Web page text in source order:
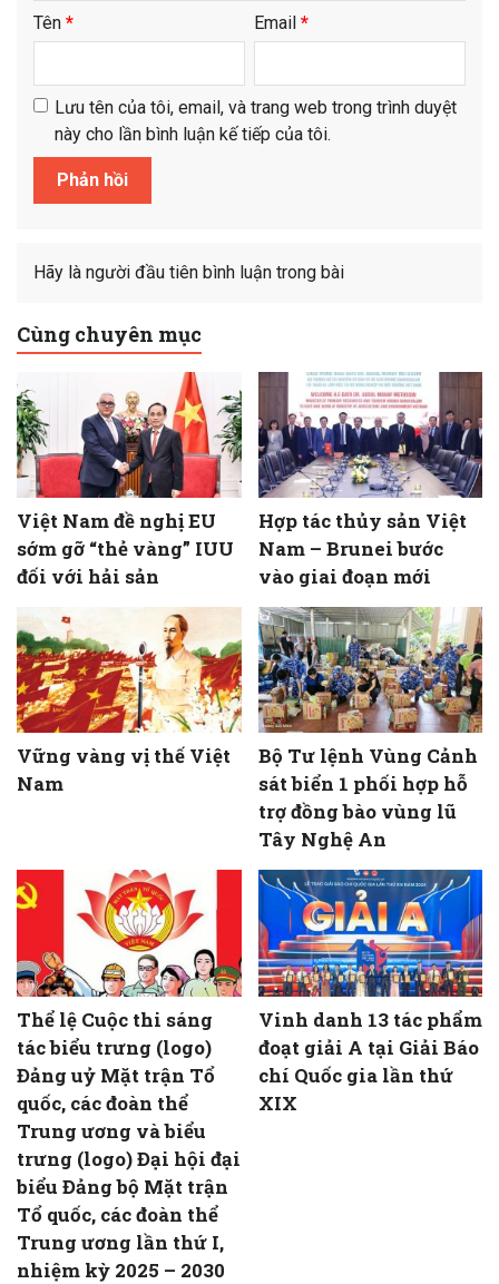
Tên * Email *
Lưu tên của tôi, email, và trang web trong trình duyệt
này cho lần bình luận kế tiếp của tôi.
Hãy là người đầu tiên bình luận trong bài
Cùng chuyên mục
Việt Nam đề nghị EU
sớm gỡ “thẻ vàng” IUU
đối với hải sản
Hợp tác thủy sản Việt
Nam – Brunei bước
vào giai đoạn mới
Vững vàng vị thế Việt
Nam
Bộ Tư lệnh Vùng Cảnh
sát biển 1 phối hợp hỗ
trợ đồng bào vùng lũ
Tây Nghệ An
Thể lệ Cuộc thi sáng
tác biểu trưng (logo)
Đảng uỷ Mặt trận Tổ
quốc, các đoàn thể
Trung ương và biểu
trưng (logo) Đại hội đại
biểu Đảng bộ Mặt trận
Tổ quốc, các đoàn thể
Trung ương lần thứ I,
nhiệm kỳ 2025 – 2030
Vinh danh 13 tác phẩm
đoạt giải A tại Giải Báo
chí Quốc gia lần thứ
XIX